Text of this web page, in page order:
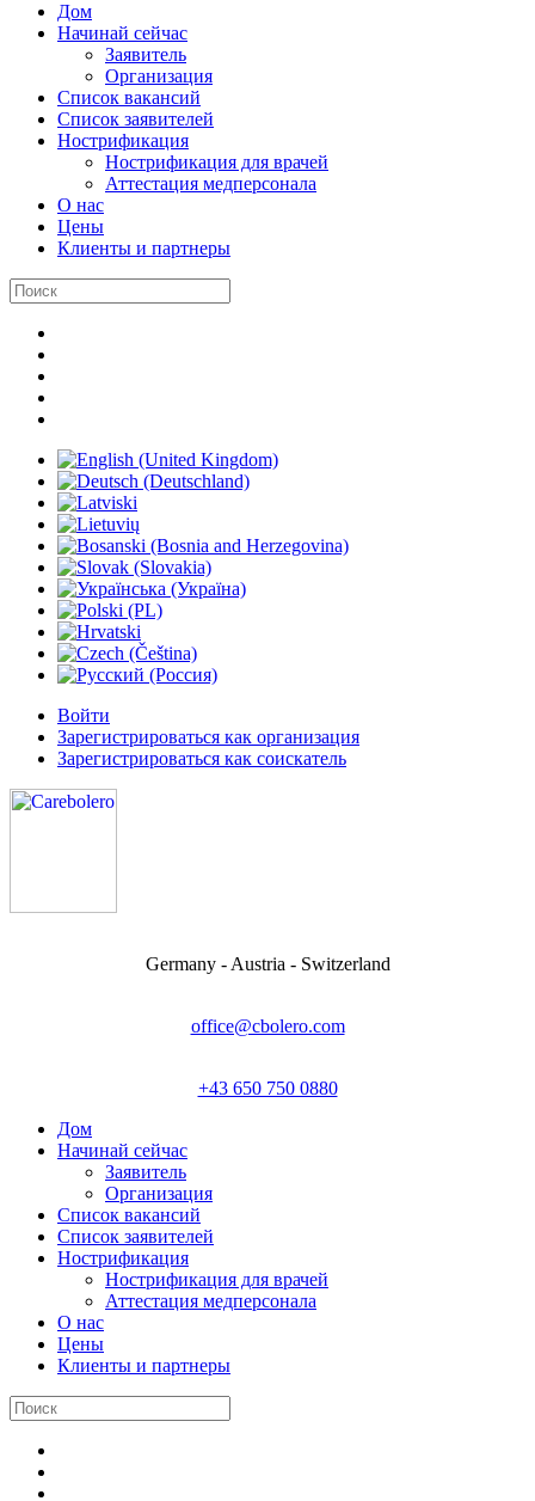
Дом
Начинай сейчас
Заявитель
Организация
Список вакансий
Список заявителей
Нострификация
Нострификация для врачей
Аттестация медперсонала
О нас
Цены
Клиенты и партнеры
Войти
Зарегистрироваться как организация
Зарегистрироваться как соискатель
Germany - Austria - Switzerland
office@cbolero.com
+43 650 750 0880
Дом
Начинай сейчас
Заявитель
Организация
Список вакансий
Список заявителей
Нострификация
Нострификация для врачей
Аттестация медперсонала
О нас
Цены
Клиенты и партнеры